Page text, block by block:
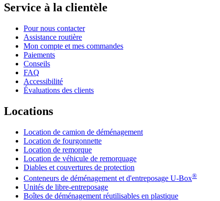
Service à la clientèle
Pour nous contacter
Assistance routière
Mon compte et mes commandes
Paiements
Conseils
FAQ
Accessibilité
Évaluations des clients
Locations
Location de camion de déménagement
Location de fourgonnette
Location de remorque
Location de véhicule de remorquage
Diables et couvertures de protection
Conteneurs de déménagement et d'entreposage U-Box®
Unités de libre-entreposage
Boîtes de déménagement réutilisables en plastique